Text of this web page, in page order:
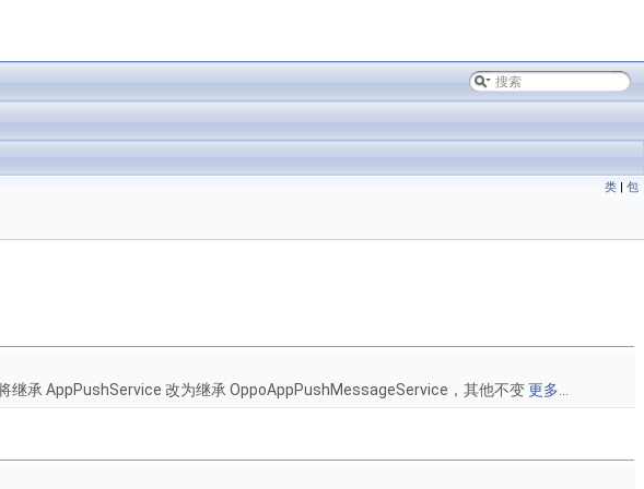
类 | 包
继承 AppPushService 改为继承 OppoAppPushMessageService，其他不变更多...